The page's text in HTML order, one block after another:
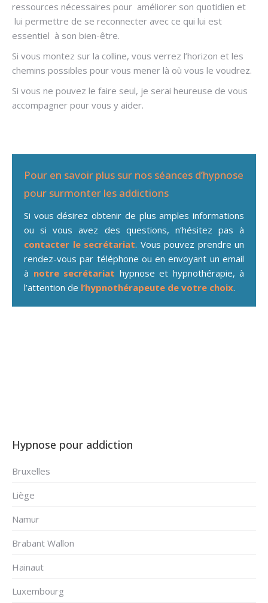
ressources nécessaires pour améliorer son quotidien et
lui permettre de se reconnecter avec ce qui lui est
essentiel à son bien-être.
Si vous montez sur la colline, vous verrez l’horizon et les
chemins possibles pour vous mener là où vous le voudrez.
Si vous ne pouvez le faire seul, je serai heureuse de vous
accompagner pour vous y aider.
Pour en savoir plus sur nos séances d’hypnose
pour surmonter les addictions
Si vous désirez obtenir de plus amples informations
ou si vous avez des questions, n’hésitez pas à
contacter le secrétariat. Vous pouvez prendre un
rendez-vous par téléphone ou en envoyant un email
à notre secrétariat hypnose et hypnothérapie, à
l’attention de l’hypnothérapeute de votre choix.
Hypnose pour addiction
Bruxelles
Liège
Namur
Brabant Wallon
Hainaut
Luxembourg